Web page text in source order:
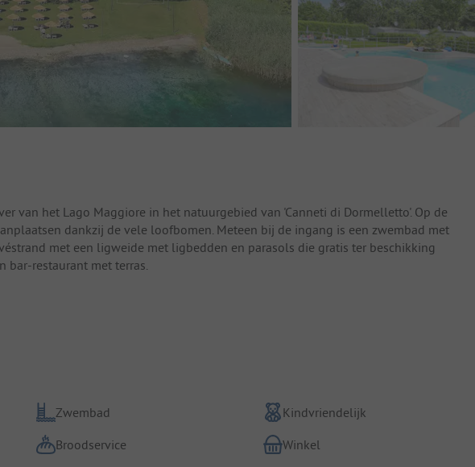
van het Lago Maggiore in het natuurgebied van 'Canneti di Dormelletto'. Op de
dankzij de vele loofbomen. Meteen bij de ingang is een zwembad met
met een ligweide met ligbedden en parasols die gratis ter beschikking
bar-restaurant met terras.
Zwembad
Kindvriendelijk
Broodservice
Winkel